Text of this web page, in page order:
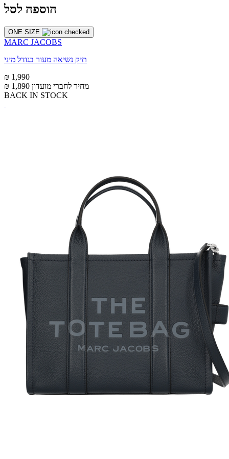
הוספה לסל
ONE SIZE
MARC JACOBS
תיק נשיאה מעור בגודל מיני
₪ 1,990
₪ 1,890 מחיר לחברי מועדון
BACK IN STOCK